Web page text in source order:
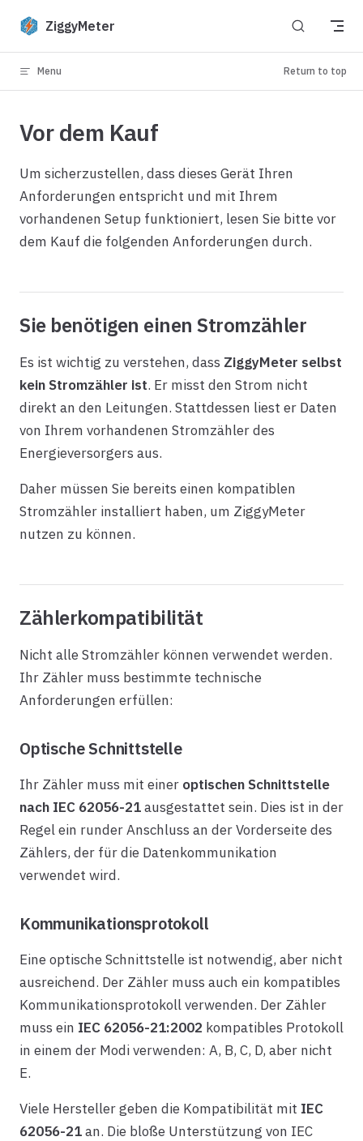
Skip to content
ZiggyMeter
Menu Return to top
Vor dem Kauf
Um sicherzustellen, dass dieses Gerät Ihren
Anforderungen entspricht und mit Ihrem
vorhandenen Setup funktioniert, lesen Sie bitte vor
dem Kauf die folgenden Anforderungen durch.
Sie benötigen einen Stromzähler
Es ist wichtig zu verstehen, dass ZiggyMeter selbst
kein Stromzähler ist. Er misst den Strom nicht
direkt an den Leitungen. Stattdessen liest er Daten
von Ihrem vorhandenen Stromzähler des
Energieversorgers aus.
Daher müssen Sie bereits einen kompatiblen
Stromzähler installiert haben, um ZiggyMeter
nutzen zu können.
Zählerkompatibilität
Nicht alle Stromzähler können verwendet werden.
Ihr Zähler muss bestimmte technische
Anforderungen erfüllen:
Optische Schnittstelle
Ihr Zähler muss mit einer optischen Schnittstelle
nach IEC 62056-21ausgestattet sein. Dies ist in der
Regel ein runder Anschluss an der Vorderseite des
Zählers, der für die Datenkommunikation
verwendet wird.
Kommunikationsprotokoll
Eine optische Schnittstelle ist notwendig, aber nicht
ausreichend. Der Zähler muss auch ein kompatibles
Kommunikationsprotokoll verwenden. Der Zähler
muss ein IEC 62056-21:2002 kompatibles Protokoll
in einem der Modi verwenden: A, B, C, D, aber nicht
E.
Viele Hersteller geben die Kompatibilität mit IEC
62056-21an. Die bloße Unterstützung von IEC